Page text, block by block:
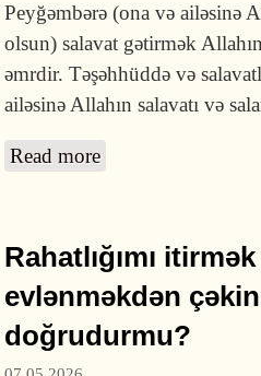
Peyğəmbərə (ona və ailəsinə
olsun) salavat gətirmək
əmrdir. Təşəhhüddə və
ailəsinə Allahın salavatı və
Read more
düşülməlidir?
Rahatlığımı
evlənməkdən
doğrudurmu?